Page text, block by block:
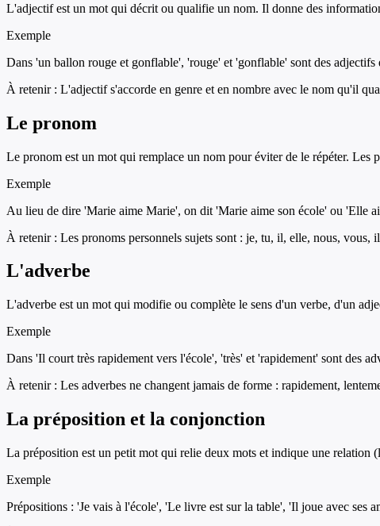
L'adjectif est un mot qui décrit ou qualifie un nom. Il donne des
Exemple
Dans 'un ballon rouge et gonflable', 'rouge' et 'gonflable' sont des
À retenir : L'adjectif s'accorde en genre et en nombre avec le nom qu'il
Le pronom
Le pronom est un mot qui remplace un nom pour éviter de le répéter. Les
Exemple
Au lieu de dire 'Marie aime Marie', on dit 'Marie aime son école' ou 'Elle
À retenir : Les pronoms personnels sujets sont : je, tu, il, elle, nous, vous,
L'adverbe
L'adverbe est un mot qui modifie ou complète le sens d'un verbe, d'un
Exemple
Dans 'Il court très rapidement vers l'école', 'très' et 'rapidement' sont des
À retenir : Les adverbes ne changent jamais de forme : rapidement,
La préposition et la conjonction
La préposition est un petit mot qui relie deux mots et indique une relation
Exemple
Prépositions : 'Je vais à l'école', 'Le livre est sur la table', 'Il joue avec ses